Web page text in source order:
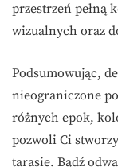
przestrzeń pełną
wizualnych oraz
Podsumowując,
nieograniczone
różnych epok,
pozwoli Ci
tarasie. Bądź